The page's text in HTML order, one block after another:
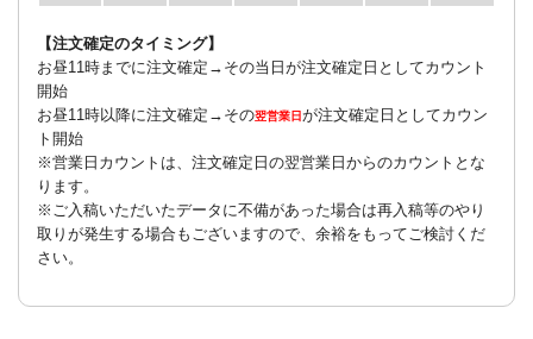
【注文確定のタイミング】
お昼11時までに注文確定→その当日が注文確定日としてカウント
開始
お昼11時以降に注文確定→その翌営業日が注文確定日としてカウン
ト開始
※営業日カウントは、注文確定日の翌営業日からのカウントとな
ります。
※ご入稿いただいたデータに不備があった場合は再入稿等のやり
取りが発生する場合もございますので、余裕をもってご検討くだ
さい。